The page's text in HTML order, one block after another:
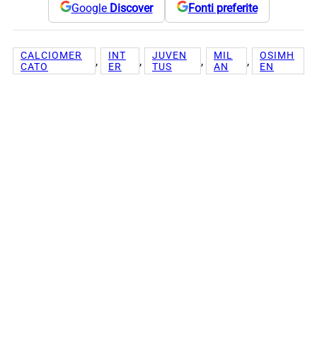
Google Discover Fonti preferite
CALCIOMER
CATO
,
INT
ER
,
JUVEN
TUS
,
MIL
AN
,
OSIMH
EN